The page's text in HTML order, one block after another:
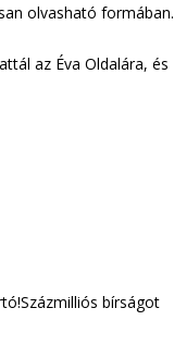
olvasható formában.
az Éva Oldalára, és
bírságot